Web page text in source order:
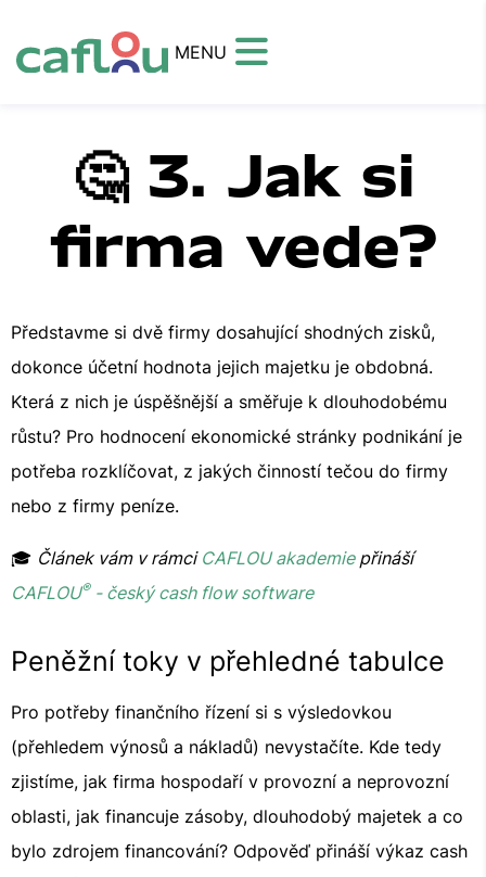
MENU
🤔 3. Jak si
firma vede?
Představme si dvě firmy dosahující shodných zisků,
dokonce účetní hodnota jejich majetku je obdobná.
Která z nich je úspěšnější a směřuje k dlouhodobému
růstu? Pro hodnocení ekonomické stránky podnikání je
potřeba rozklíčovat, z jakých činností tečou do firmy
nebo z firmy peníze.
🎓 Článek vám v rámci CAFLOU akademiepřináší
CAFLOU®- český cash flow software
Peněžní toky v přehledné tabulce
Pro potřeby finančního řízení si s výsledovkou
(přehledem výnosů a nákladů) nevystačíte. Kde tedy
zjistíme, jak firma hospodaří v provozní a neprovozní
oblasti, jak financuje zásoby, dlouhodobý majetek a co
bylo zdrojem financování? Odpověď přináší výkaz cash